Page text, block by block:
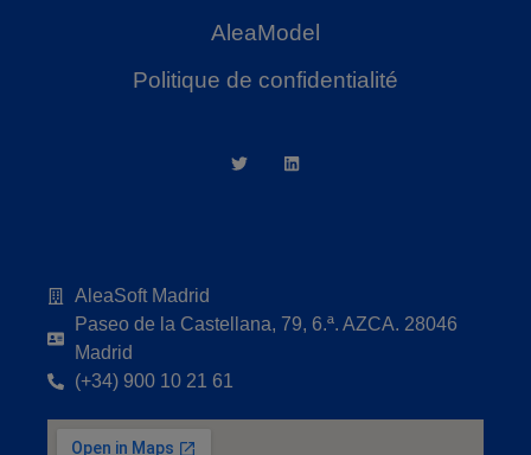
AleaModel
Politique de confidentialité
AleaSoft Madrid
Paseo de la Castellana, 79, 6.ª. AZCA. 28046
Madrid
(+34) 900 10 21 61